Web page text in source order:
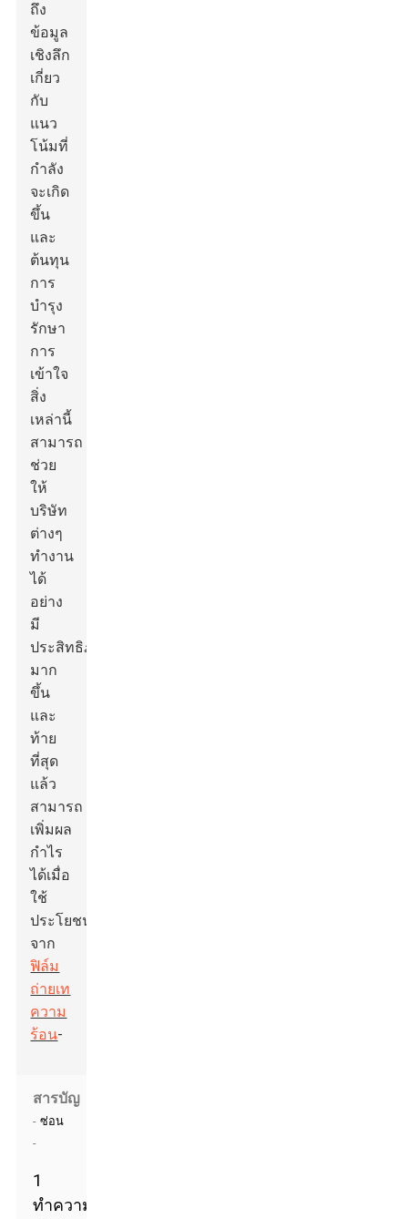
ถึง
ข้อมูล
เชิงลึก
เกี่ยว
กับ
แนว
โน้มที่
กำลัง
จะเกิด
ขึ้น
และ
ต้นทุน
การ
บำรุง
รักษา
การ
เข้าใจ
สิ่ง
เหล่านี้
สามารถ
ช่วย
ให้
บริษัท
ต่างๆ
ทำงาน
ได้
อย่าง
มี
ประสิทธิภาพ
มาก
ขึ้น
และ
ท้าย
ที่สุด
แล้ว
สามารถ
เพิ่มผล
กำไร
ได้เมื่อ
ใช้
ประโยชน์
จาก
ฟิล์ม
ถ่ายเท
ความ
ร้อน-
สารบัญ
- ซ่อน
-
1
ทำความ